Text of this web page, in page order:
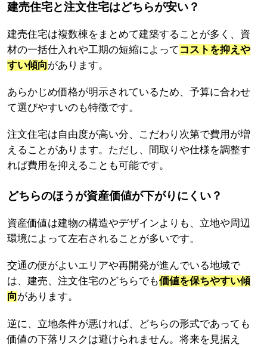
建売住宅と注文住宅はどちらが安い？
建売住宅は複数棟をまとめて建築することが多く、資
材の一括仕入れや工期の短縮によって コストを抑えや
すい傾向があります。
あらかじめ価格が明示されているため、予算に合わせ
て選びやすいのも特徴です。
注文住宅は自由度が高い分、こだわり次第で費用が増
えることがあります。ただし、間取りや仕様を調整す
れば費用を抑えることも可能です。
どちらのほうが資産価値が下がりにくい？
資産価値は建物の構造やデザインよりも、立地や周辺
環境によって左右されることが多いです。
交通の便がよいエリアや再開発が進んでいる地域で
は、建売、注文住宅のどちらでも価値を保ちやすい傾
向があります。
逆に、立地条件が悪ければ、どちらの形式であっても
価値の下落リスクは避けられません。将来を見据え